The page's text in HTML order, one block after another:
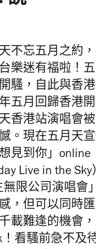
不忘五月之約
樂迷有福啦！
騷，自此與香
五月回歸香港
香港站演唱會
。現在五月天
見到你」online
Live in the
無限公司演唱會
，但可以同時
載難逢的機會
！看騷前急不及